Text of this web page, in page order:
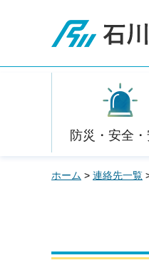
石川県
防災・安全
ホーム > 連絡先一覧